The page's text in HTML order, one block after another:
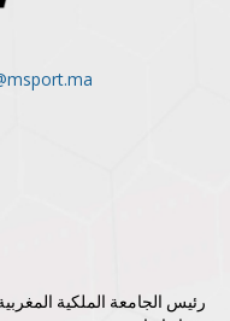
رئيس الجامعة الملكية